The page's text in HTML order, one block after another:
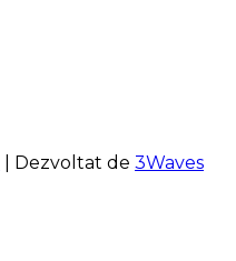
| Dezvoltat de 3Waves